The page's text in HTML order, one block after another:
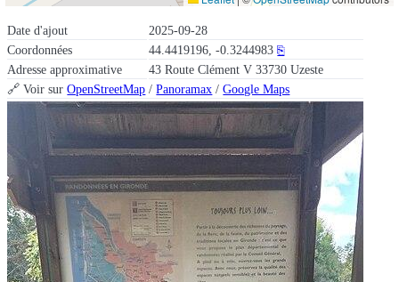
Date d'ajout
2025-09-28
Coordonnées
44.4419196, -0.3244983 ⎘
Adresse approximative
43 Route Clément V 33730 Uzeste
🔗 Voir surOpenStreetMap /Panoramax /Google Maps